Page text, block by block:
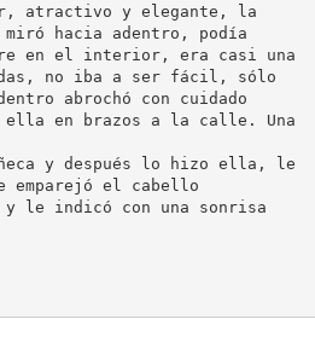
atractivo y elegante, la
hacia adentro, podía
en el interior, era casi una
no iba a ser fácil, sólo
abrochó con cuidado
en brazos a la calle. Una
y después lo hizo ella, le
emparejó el cabello
y le indicó con una sonrisa